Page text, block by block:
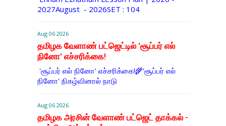
2027August - 2026SET : 104
Aug 06 2026
தமிழக வேளாண் பட்ஜெட்டில் 'சூப்பர் எல்
நினோ' எச்சரிக்கை!
'சூப்பர் எல் நினோ' எச்சரிக்கை!🌾‘சூப்பர் எல்
நினோ' நிகழ்வினால் நாடு
Aug 06 2026
தமிழக அரசின் வேளாண் பட்ஜெட் தாக்கல் -